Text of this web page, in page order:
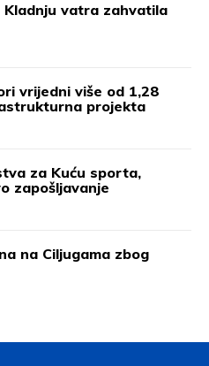
Kladnju vatra zahvatila
vrijedni više od 1,28
projekta
za Kuću sporta,
zapošljavanje
na Ciljugama zbog